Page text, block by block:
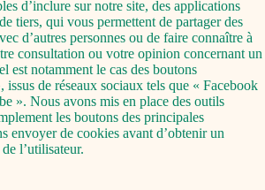
d’inclure sur notre site, des applications
tiers, qui vous permettent de partager des
d’autres personnes ou de faire connaître à
consultation ou votre opinion concernant un
est notamment le cas des boutons
issus de réseaux sociaux tels que « Facebook
». Nous avons mis en place des outils
les boutons des principales
envoyer de cookies avant d’obtenir un
l’utilisateur.